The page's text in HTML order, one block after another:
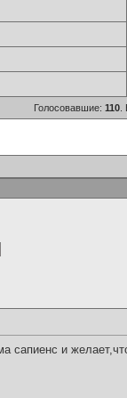
Голосовавшие: 110
сапиенс и